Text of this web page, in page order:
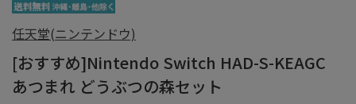
任天堂(ニンテンドウ)
[おすすめ]Nintendo Switch HAD-S-KEAGC
あつまれ どうぶつの森セット